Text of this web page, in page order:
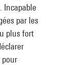
Incapable
par les
plus fort